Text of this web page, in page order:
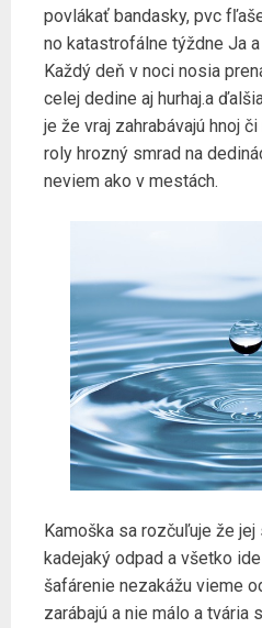
povlákať bandasky, pvc
no katastrofálne týždne Ja
Každý deň v noci nosia
celej dedine aj hurhaj.a
je že vraj zahrabávajú hnoj
roly hrozný smrad na
neviem ako v mestách.
Kamoška sa rozčuľuje že
kadejaký odpad a všetko
šafárenie nezakážu vieme
zarábajú a nie málo a tvária